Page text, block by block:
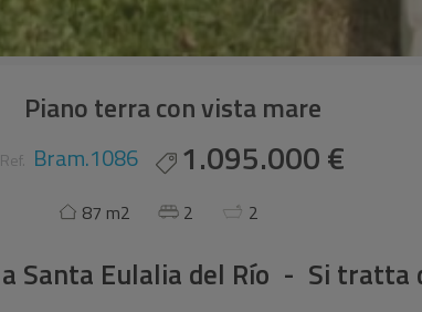
Piano terra con vista mare
Ref. Bram.1086 1.095.000 €
87 m2 2 2
a Santa Eulalia del Río - Si tratta